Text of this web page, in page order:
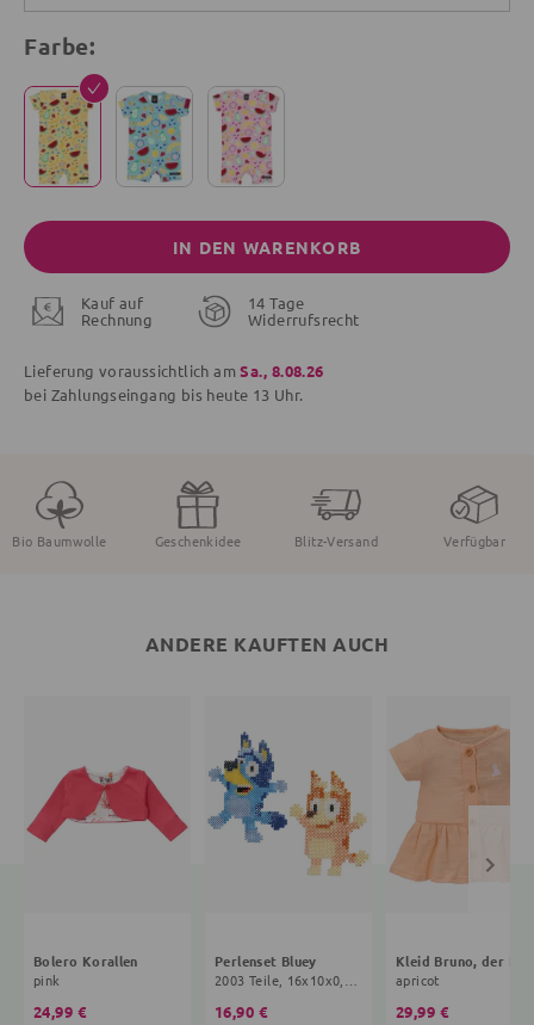
Farbe:
IN DEN WARENKORB
Kauf auf
Rechnung
14 Tage
Widerrufsrecht
Lieferung voraussichtlich amSa., 8.08.26
bei Zahlungseingang bis heute 13 Uhr.
Bio Baumwolle Geschenkidee Blitz-Versand Verfügbar
ANDERE KAUFTEN AUCH
Bolero Korallen
pink
24,99 €
Perlenset Bluey
2003 Teile, 16x10x0,5 cm, 3+ Jahre, bunt
16,90 €
apricot
29,99 €